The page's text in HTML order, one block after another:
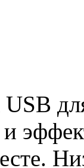
USB